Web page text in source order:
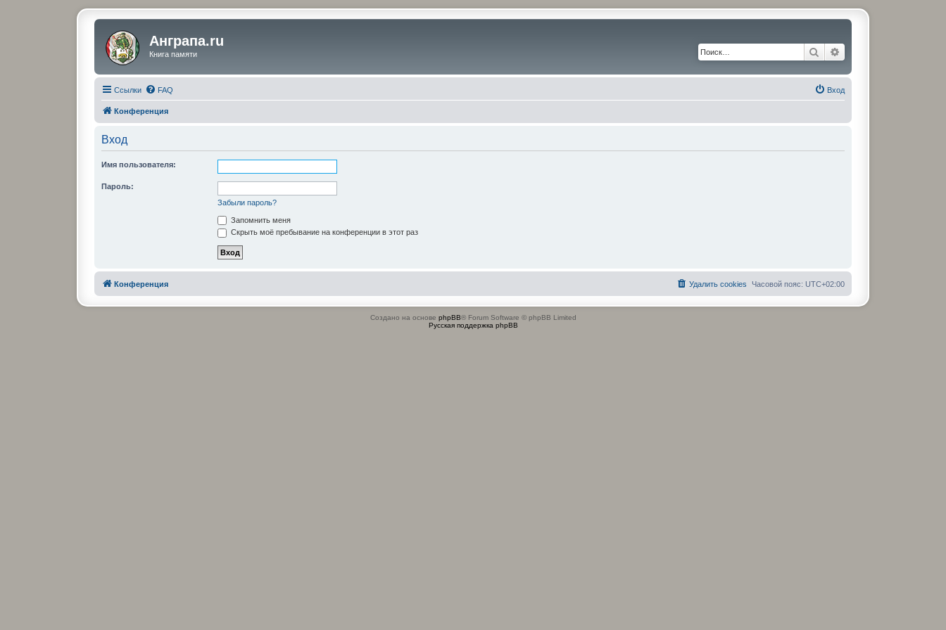
Анграпа.ru
Книга памяти Поиск
Ссылки FAQ Вход
Конференция
Вход
Имя пользователя:
Пароль:
Забыли пароль?
Запомнить меня
Скрыть моё пребывание на конференции в этот раз
Конференция Часовой пояс: UTC+02:00
Удалить cookies
Создано на основе phpBB® Forum Software © phpBB Limited
Русская поддержка phpBB